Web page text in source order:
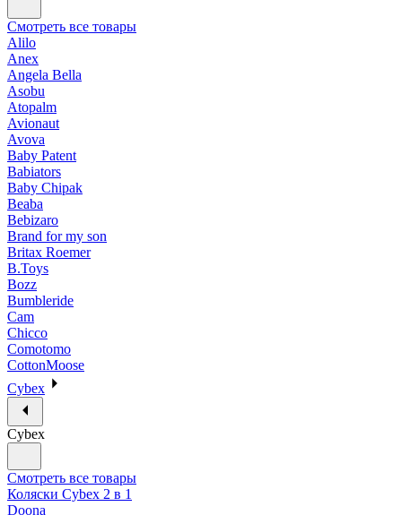
Смотреть все товары
Alilo
Anex
Angela Bella
Asobu
Atopalm
Avionaut
Avova
Baby Patent
Babiators
Baby Chipak
Beaba
Bebizaro
Brand for my son
Britax Roemer
B.Toys
Bozz
Bumbleride
Cam
Chicco
Comotomo
CottonMoose
Cybex
Cybex
Смотреть все товары
Коляски Cybex 2 в 1
Doona